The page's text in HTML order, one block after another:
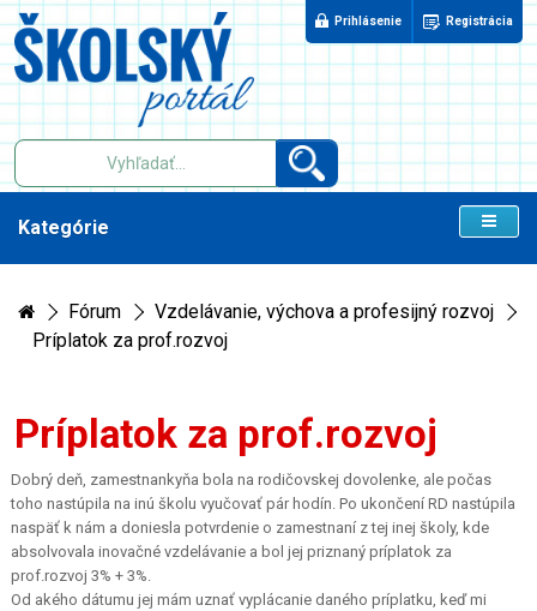
Prihlásenie Registrácia
Kategórie
Fórum
Vzdelávanie, výchova a profesijný rozvoj
Príplatok za prof.rozvoj
Príplatok za prof.rozvoj
Dobrý deň, zamestnankyňa bola na rodičovskej dovolenke, ale počas
toho nastúpila na inú školu vyučovať pár hodín. Po ukončení RD nastúpila
naspäť k nám a doniesla potvrdenie o zamestnaní z tej inej školy, kde
absolvovala inovačné vzdelávanie a bol jej priznaný príplatok za
prof.rozvoj 3% + 3%.
Od akého dátumu jej mám uznať vyplácanie daného príplatku, keď mi